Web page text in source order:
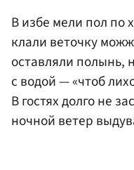
В избе мели пол по
клали веточку
оставляли полынь,
с водой — «чтоб
В гостях долго не
ночной ветер